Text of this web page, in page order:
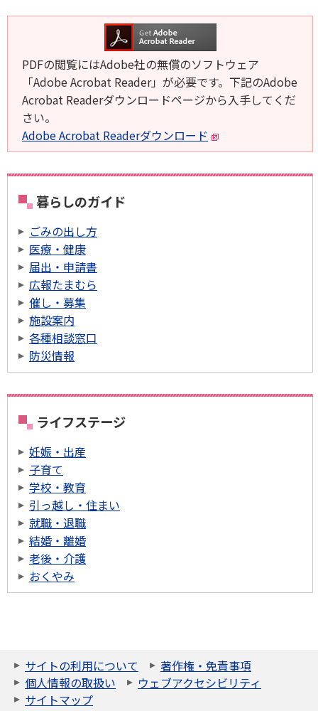
PDFの閲覧にはAdobe社の無償のソフトウェア
「Adobe Acrobat Reader」が必要です。下記のAdobe
Acrobat Readerダウンロードページから入手してくだ
さい。
Adobe Acrobat Readerダウンロード
暮らしのガイド
ごみの出し方
医療・健康
届出・申請書
広報たまむら
催し・募集
施設案内
各種相談窓口
防災情報
ライフステージ
妊娠・出産
子育て
学校・教育
引っ越し・住まい
就職・退職
結婚・離婚
老後・介護
おくやみ
サイトの利用について
著作権・免責事項
個人情報の取扱い
ウェブアクセシビリティ
サイトマップ